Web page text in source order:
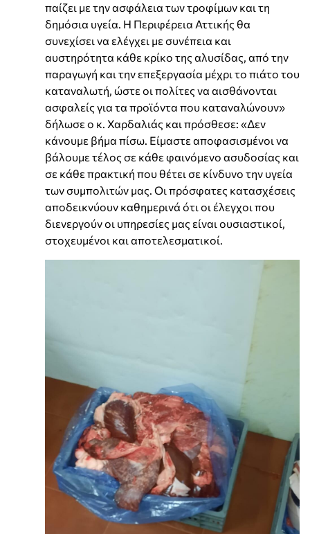
παίζει με την ασφάλεια των τροφίμων και τη
δημόσια υγεία. Η Περιφέρεια Αττικής θα
συνεχίσει να ελέγχει με συνέπεια και
αυστηρότητα κάθε κρίκο της αλυσίδας, από την
παραγωγή και την επεξεργασία μέχρι το πιάτο του
καταναλωτή, ώστε οι πολίτες να αισθάνονται
ασφαλείς για τα προϊόντα που καταναλώνουν»
δήλωσε ο κ. Χαρδαλιάς και πρόσθεσε: «Δεν
κάνουμε βήμα πίσω. Είμαστε αποφασισμένοι να
βάλουμε τέλος σε κάθε φαινόμενο ασυδοσίας και
σε κάθε πρακτική που θέτει σε κίνδυνο την υγεία
των συμπολιτών μας. Οι πρόσφατες κατασχέσεις
αποδεικνύουν καθημερινά ότι οι έλεγχοι που
διενεργούν οι υπηρεσίες μας είναι ουσιαστικοί,
στοχευμένοι και αποτελεσματικοί.